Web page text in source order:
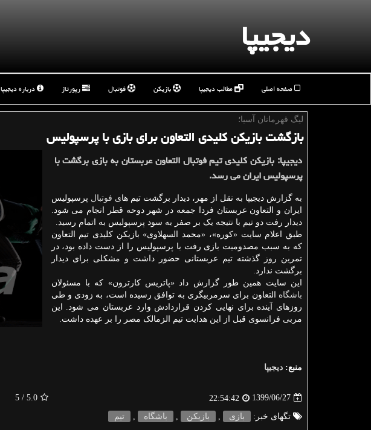
دیجیپا
صفحه اصلی مطالب دیجیپا بازیکن فوتبال رپورتاژ درباره دیجیپا
لیگ قهرمانان آسیا؛
بازگشت بازیكن كلیدی التعاون برای بازی با پرسپولیس
دیجیپا: بازیكن كلیدی تیم فوتبال التعاون عربستان به بازی برگشت با
پرسپولیس ایران می رسد.
به گزارش دیجیپا به نقل از مهر، دیدار برگشت تیم های فوتبال پرسپولیس
ایران و التعاون عربستان فردا جمعه در شهر دوحه قطر انجام می شود.
دیدار رفت دو تیم با نتیجه یک بر صفر به سود پرسپولیس به اتمام رسید.
طبق اعلام سایت «کوره»، «محمد السهلاوی» بازیکن کلیدی تیم التعاون
که به سبب مصدومیت بازی رفت با پرسپولیس را از دست داده بود، در
تمرین روز گذشته تیم عربستانی حضور داشت و مشکلی برای دیدار
برگشت ندارد.
این سایت همین طور گزارش داد «پاتریس کارترون» که با مسئولان
باشگاه التعاون برای سرمربیگری به توافق رسیده است، به زودی و طی
روزهای آینده برای نهایی کردن قراردادش وارد عربستان می شود. این
مربی فرانسوی قبل از این هدایت تیم الزمالک مصر را بر عهده داشت.
منبع: دیجیپا
1399/06/27
22:54:42
5.0
/ 5
تگهای خبر: بازی بازیكن باشگاه تیم